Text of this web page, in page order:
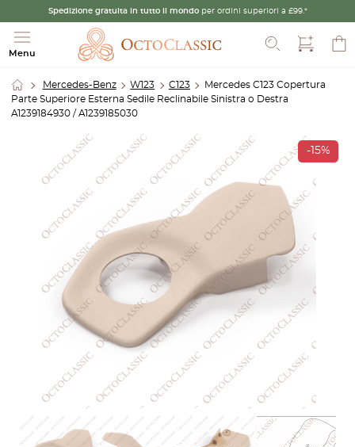
Spedizione gratuita in tutto il mondo per ordini superiori a £99.*
Menu
Cerca
Mercedes-Benz W123 C123
Mercedes C123 Copertura
Parte Superiore Esterna Sedile Reclinabile Sinistra o Destra
A1239184930 / A1239185030
-15%